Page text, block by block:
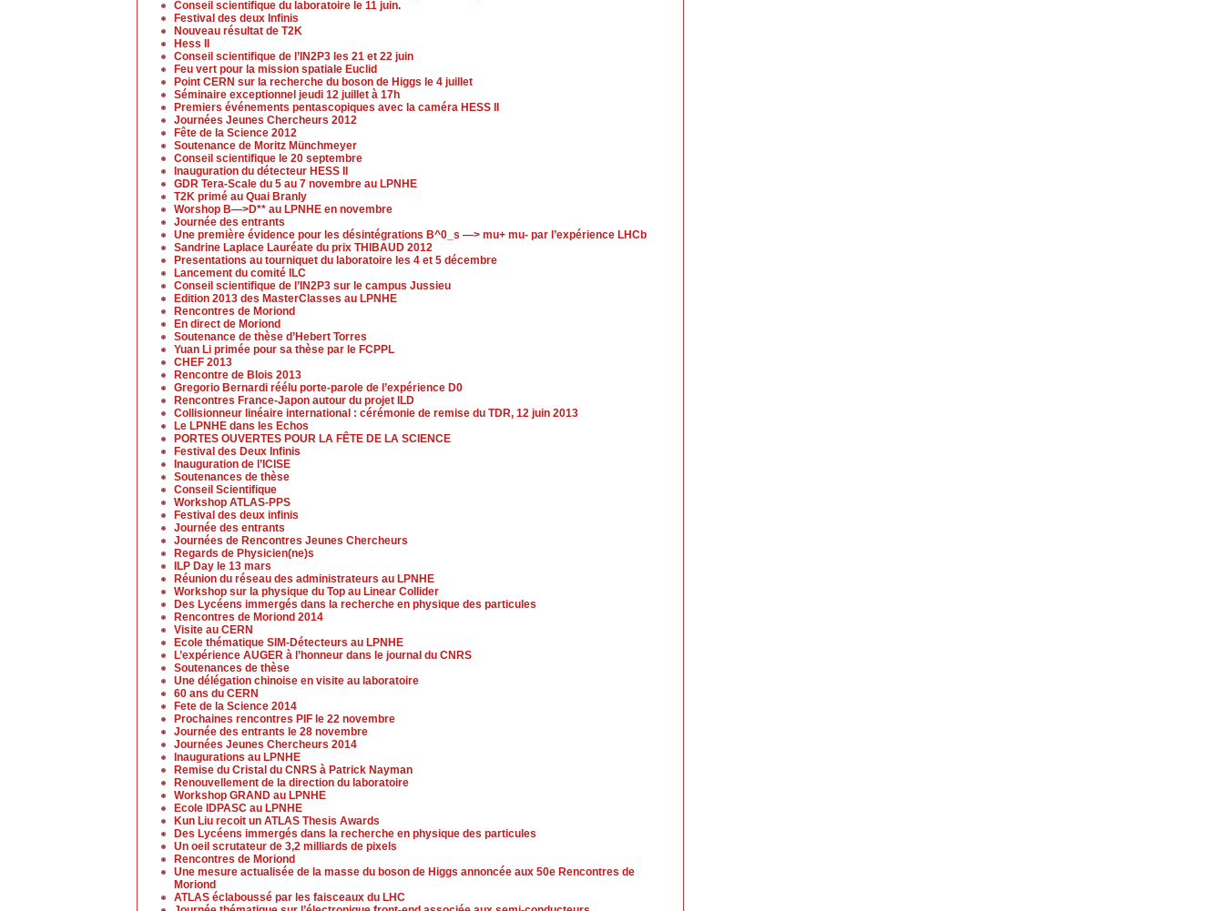
Conseil scientifique du laboratoire le 11 juin.
Festival des deux Infinis
Nouveau résultat de T2K
Hess II
Conseil scientifique de l’IN2P3 les 21 et 22 juin
Feu vert pour la mission spatiale Euclid
Point CERN sur la recherche du boson de Higgs le 4 juillet
Séminaire exceptionnel jeudi 12 juillet à 17h
Premiers événements pentascopiques avec la caméra HESS II
Journées Jeunes Chercheurs 2012
Fête de la Science 2012
Soutenance de Moritz Münchmeyer
Conseil scientifique le 20 septembre
Inauguration du détecteur HESS II
GDR Tera-Scale du 5 au 7 novembre au LPNHE
T2K primé au Quai Branly
Worshop B—>D** au LPNHE en novembre
Journée des entrants
Une première évidence pour les désintégrations B^0_s —> mu+ mu- par l’expérience LHCb
Sandrine Laplace Lauréate du prix THIBAUD 2012
Presentations au tourniquet du laboratoire les 4 et 5 décembre
Lancement du comité ILC
Conseil scientifique de l’IN2P3 sur le campus Jussieu
Edition 2013 des MasterClasses au LPNHE
Rencontres de Moriond
En direct de Moriond
Soutenance de thèse d’Hebert Torres
Yuan Li primée pour sa thèse par le FCPPL
CHEF 2013
Rencontre de Blois 2013
Gregorio Bernardi réélu porte-parole de l’expérience D0
Rencontres France-Japon autour du projet ILD
Collisionneur linéaire international : cérémonie de remise du TDR, 12 juin 2013
Le LPNHE dans les Echos
PORTES OUVERTES POUR LA FÊTE DE LA SCIENCE
Festival des Deux Infinis
Inauguration de l’ICISE
Soutenances de thèse
Conseil Scientifique
Workshop ATLAS-PPS
Festival des deux infinis
Journée des entrants
Journées de Rencontres Jeunes Chercheurs
Regards de Physicien(ne)s
ILP Day le 13 mars
Réunion du réseau des administrateurs au LPNHE
Workshop sur la physique du Top au Linear Collider
Des Lycéens immergés dans la recherche en physique des particules
Rencontres de Moriond 2014
Visite au CERN
Ecole thématique SIM-Détecteurs au LPNHE
L’expérience AUGER à l’honneur dans le journal du CNRS
Soutenances de thèse
Une délégation chinoise en visite au laboratoire
60 ans du CERN
Fete de la Science 2014
Prochaines rencontres PIF le 22 novembre
Journée des entrants le 28 novembre
Journées Jeunes Chercheurs 2014
Inaugurations au LPNHE
Remise du Cristal du CNRS à Patrick Nayman
Renouvellement de la direction du laboratoire
Workshop GRAND au LPNHE
Ecole IDPASC au LPNHE
Kun Liu recoit un ATLAS Thesis Awards
Des Lycéens immergés dans la recherche en physique des particules
Un oeil scrutateur de 3,2 milliards de pixels
Rencontres de Moriond
Une mesure actualisée de la masse du boson de Higgs annoncée aux 50e Rencontres de
Moriond
ATLAS éclaboussé par les faisceaux du LHC